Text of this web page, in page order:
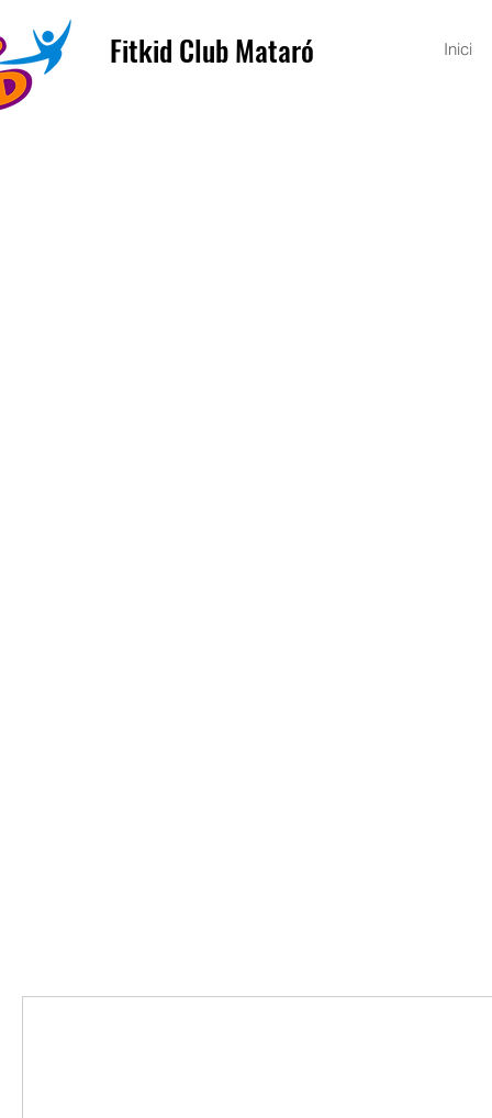
Inici
Fitkid Club Mataró